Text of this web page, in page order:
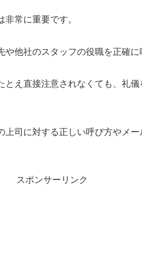
常に重要です。
他社のスタッフの役職を正確に
え直接注意されなくても、礼
上司に対する正しい呼び方やメ
スポンサーリンク